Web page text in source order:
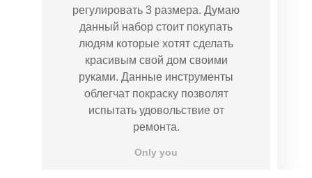
регулировать 3 размера. Думаю
данный набор стоит покупать
людям которые хотят сделать
красивым свой дом своими
руками. Данные инструменты
облегчат покраску позволят
испытать удовольствие от
ремонта.
Only you